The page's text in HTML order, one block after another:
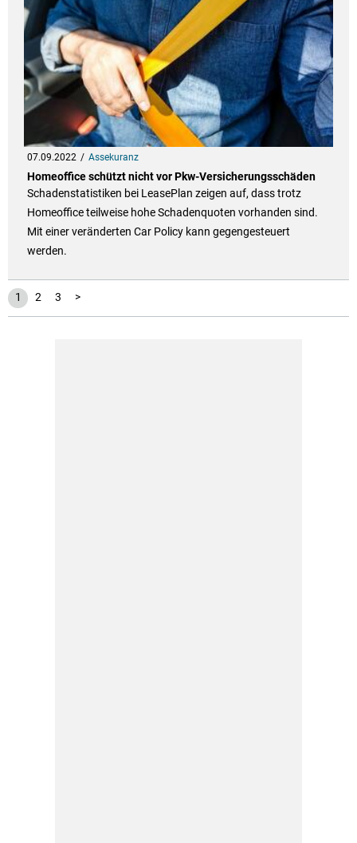
07.09.2022 Assekuranz
Homeoffice schützt nicht vor Pkw-Versicherungsschäden
Schadenstatistiken bei LeasePlan zeigen auf, dass trotz
Homeoffice teilweise hohe Schadenquoten vorhanden sind.
Mit einer veränderten Car Policy kann gegengesteuert
werden.
1 2 3 >